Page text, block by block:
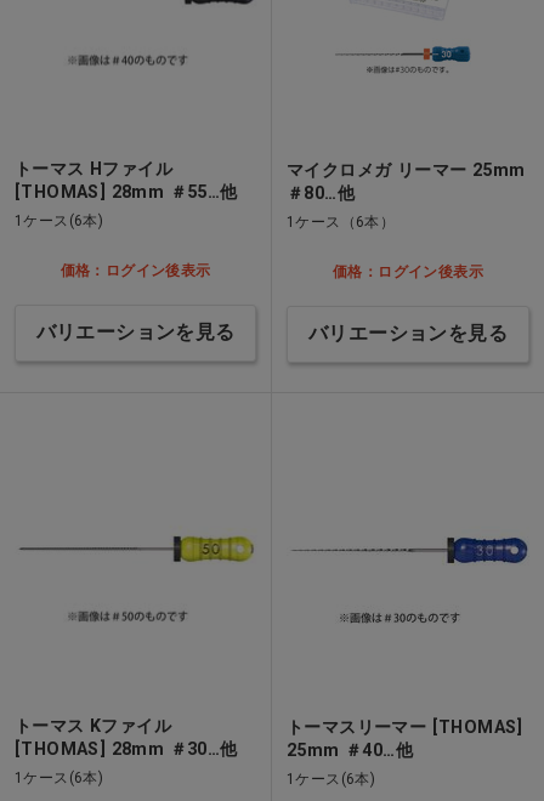
トーマス Hファイル
[THOMAS] 28mm ＃55…他
1ケース(6本)
価格：ログイン後表示
バリエーションを見る
マイクロメガ リーマー 25mm
＃80…他
1ケース（6本）
価格：ログイン後表示
バリエーションを見る
トーマス Kファイル
[THOMAS] 28mm ＃30…他
1ケース(6本)
トーマスリーマー [THOMAS]
25mm ＃40…他
1ケース(6本)